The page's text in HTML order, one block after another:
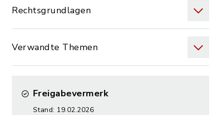
Rechtsgrundlagen
Verwandte Themen
Freigabevermerk
Stand: 19.02.2026